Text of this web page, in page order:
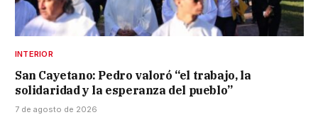
INTERIOR
San Cayetano: Pedro valoró “el trabajo, la
solidaridad y la esperanza del pueblo”
7 de agosto de 2026